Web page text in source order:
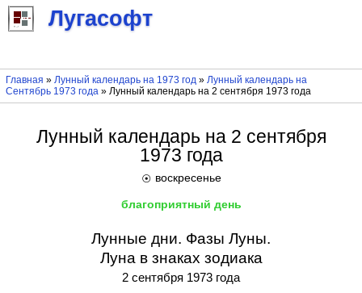
Лугасофт
Главная » Лунный календарь на 1973 год» Лунный календарь на
Сентябрь 1973 года» Лунный календарь на 2 сентября 1973 года
Лунный календарь на 2 сентября
1973 года
☉ воскресенье
благоприятный день
Лунные дни. Фазы Луны.
Луна в знаках зодиака
2 сентября 1973 года